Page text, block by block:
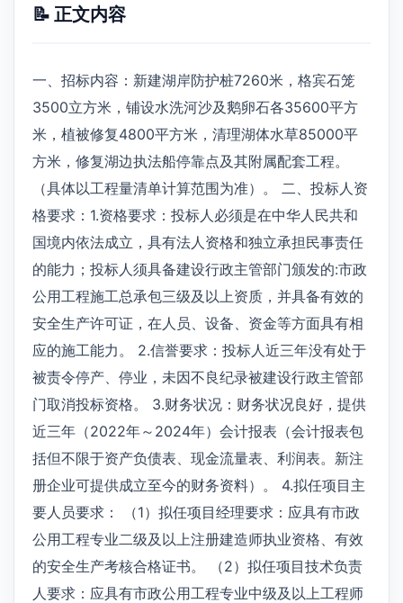
📝 正文内容
一、招标内容：新建湖岸防护桩7260米，格宾石笼
3500立方米，铺设水洗河沙及鹅卵石各35600平方
米，植被修复4800平方米，清理湖体水草85000平
方米，修复湖边执法船停靠点及其附属配套工程。
（具体以工程量清单计算范围为准）。 二、投标人资
格要求：1.资格要求：投标人必须是在中华人民共和
国境内依法成立，具有法人资格和独立承担民事责任
的能力；投标人须具备建设行政主管部门颁发的:市政
公用工程施工总承包三级及以上资质，并具备有效的
安全生产许可证，在人员、设备、资金等方面具有相
应的施工能力。 2.信誉要求：投标人近三年没有处于
被责令停产、停业，未因不良纪录被建设行政主管部
门取消投标资格。 3.财务状况：财务状况良好，提供
近三年（2022年～2024年）会计报表（会计报表包
括但不限于资产负债表、现金流量表、利润表。新注
册企业可提供成立至今的财务资料）。 4.拟任项目主
要人员要求： （1）拟任项目经理要求：应具有市政
公用工程专业二级及以上注册建造师执业资格、有效
的安全生产考核合格证书。 （2）拟任项目技术负责
人要求：应具有市政公用工程专业中级及以上工程师